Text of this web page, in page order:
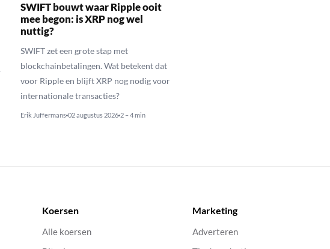
SWIFT bouwt waar Ripple ooit
mee begon: is XRP nog wel
nuttig?
SWIFT zet een grote stap met
blockchainbetalingen. Wat betekent dat
voor Ripple en blijft XRP nog nodig voor
internationale transacties?
Erik Juffermans 02 augustus 2026 2 – 4 min
Koersen
Alle koersen
Marketing
Adverteren